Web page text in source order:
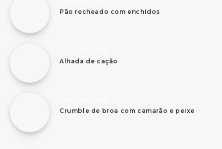
Pão recheado com enchidos
Alhada de cação
Crumble de broa com camarão e peixe